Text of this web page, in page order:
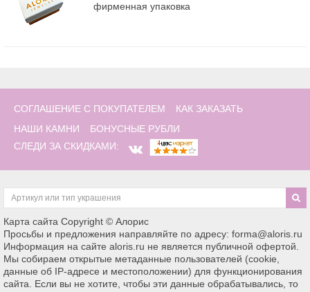
фирменная упаковка
СОГЛАШЕНИЕ С ПОКУПАТЕЛЕМ
КАК ЗАКАЗАТЬ
НАШИ КАМНИ
БОНУСНЫЕ РУБЛИ
СЛЕДИ ЗА СКИДКАМИ:
Карта сайта Copyright © Алорис
Просьбы и предложения направляйте по адресу: forma@aloris.ru
Информация на сайте aloris.ru не является публичной офертой.
Мы собираем открытые метаданные пользователей (cookie,
данные об IP-адресе и местоположении) для функционирования
сайта. Если вы не хотите, чтобы эти данные обрабатывались, то